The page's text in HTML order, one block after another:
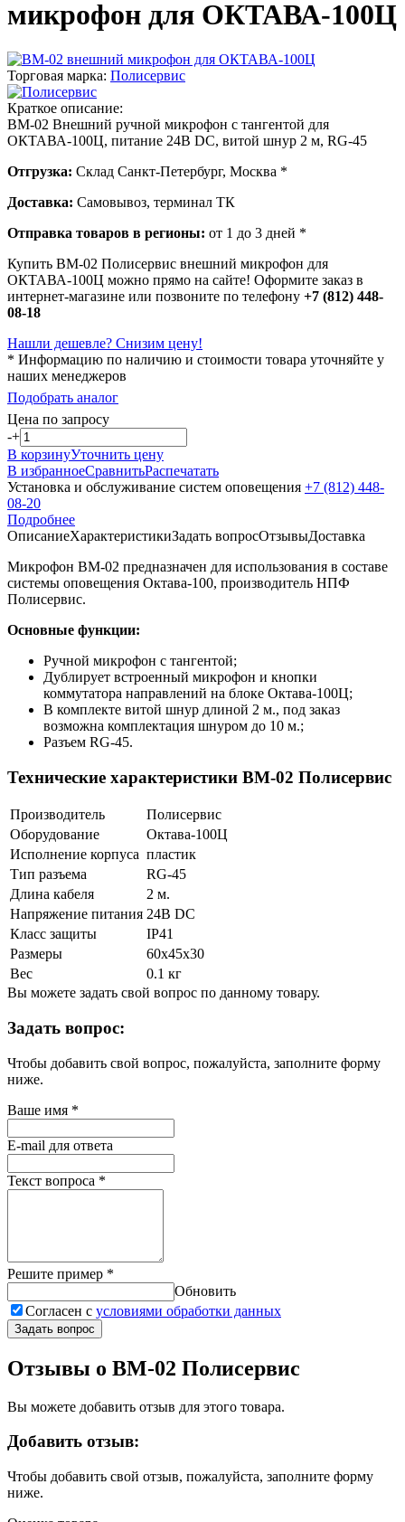
микрофон для ОКТАВА-100Ц
Торговая марка: Полисервис
Краткое описание:
ВМ-02 Внешний ручной микрофон с тангентой для
ОКТАВА-100Ц, питание 24В DC, витой шнур 2 м, RG-45
Отгрузка: Склад Санкт-Петербург, Москва *
Доставка: Самовывоз, терминал ТК
Отправка товаров в регионы: от 1 до 3 дней *
Купить ВМ-02 Полисервис внешний микрофон для
ОКТАВА-100Ц можно прямо на сайте! Оформите заказ в
интернет-магазине или позвоните по телефону +7 (812) 448-
08-18
Нашли дешевле? Снизим цену!
* Информацию по наличию и стоимости товара уточняйте у
наших менеджеров
Подобрать аналог
Цена по запросу
-+
В корзинуУточнить цену
В избранноеСравнитьРаспечатать
Установка и обслуживание систем оповещения +7 (812) 448-
08-20
Подробнее
ОписаниеХарактеристикиЗадать вопросОтзывыДоставка
Микрофон ВМ-02 предназначен для использования в составе
системы оповещения Октава-100, производитель НПФ
Полисервис.
Основные функции:
Ручной микрофон с тангентой;
Дублирует встроенный микрофон и кнопки
коммутатора направлений на блоке Октава-100Ц;
В комплекте витой шнур длиной 2 м., под заказ
возможна комплектация шнуром до 10 м.;
Разъем RG-45.
Технические характеристики ВМ-02 Полисервис
Производитель
Полисервис
Оборудование
Октава-100Ц
Исполнение корпуса пластик
Тип разъема
RG-45
Длина кабеля
2 м.
Напряжение питания 24В DC
Класс защиты
IP41
Размеры
60х45х30
Вес
0.1 кг
Вы можете задать свой вопрос по данному товару.
Задать вопрос:
Чтобы добавить свой вопрос, пожалуйста, заполните форму
ниже.
Ваше имя *
E-mail для ответа
Текст вопроса *
Решите пример *
Обновить
Согласен с условиями обработки данных
Задать вопрос
Отзывы о ВМ-02 Полисервис
Вы можете добавить отзыв для этого товара.
Добавить отзыв:
Чтобы добавить свой отзыв, пожалуйста, заполните форму
ниже.